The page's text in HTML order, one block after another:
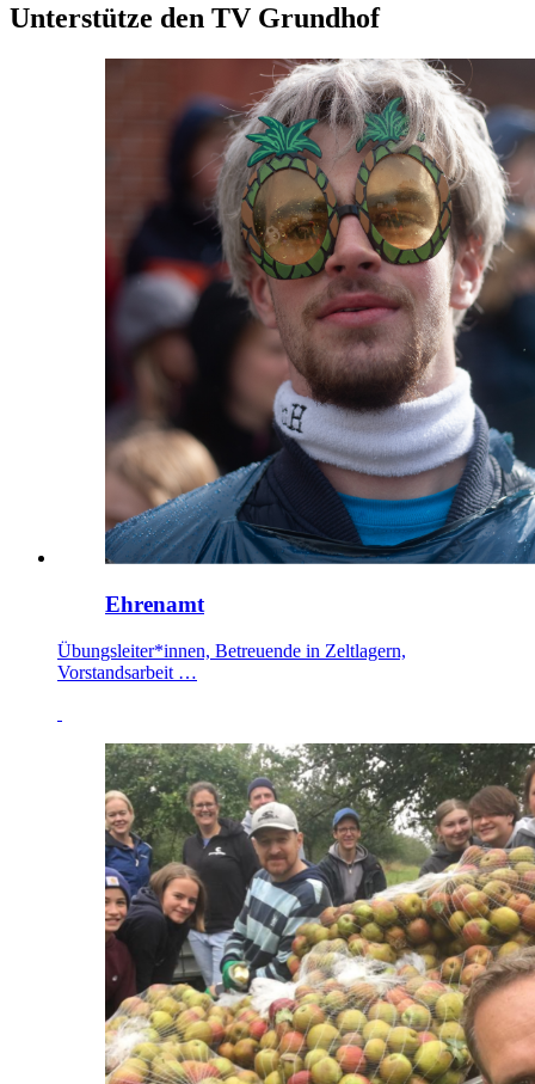
Unterstütze den TV Grundhof
Ehrenamt
Übungsleiter*innen, Betreuende in Zeltlagern,
Vorstandsarbeit …